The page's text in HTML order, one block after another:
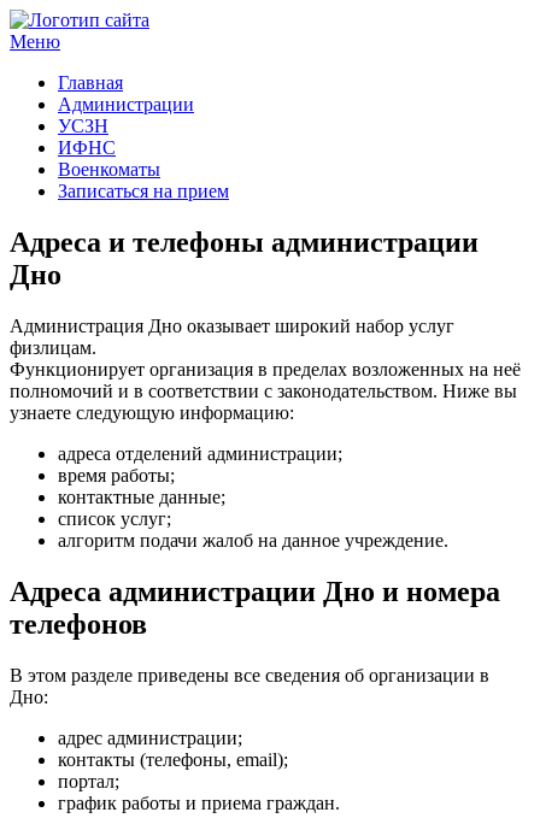
Меню
Главная
Администрации
УСЗН
ИФНС
Военкоматы
Записаться на прием
Адреса и телефоны администрации
Дно
Администрация Дно оказывает широкий набор услуг
физлицам.
Функционирует организация в пределах возложенных на неё
полномочий и в соответствии с законодательством. Ниже вы
узнаете следующую информацию:
адреса отделений администрации;
время работы;
контактные данные;
список услуг;
алгоритм подачи жалоб на данное учреждение.
Адреса администрации Дно и номера
телефонов
В этом разделе приведены все сведения об организации в
Дно:
адрес администрации;
контакты (телефоны, email);
портал;
график работы и приема граждан.